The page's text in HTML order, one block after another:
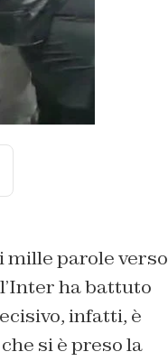
mille parole verso
ha battuto
infatti, è
si è preso la